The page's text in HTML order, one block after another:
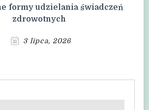
formy udzielania świadczeń
zdrowotnych
3 lipca, 2026